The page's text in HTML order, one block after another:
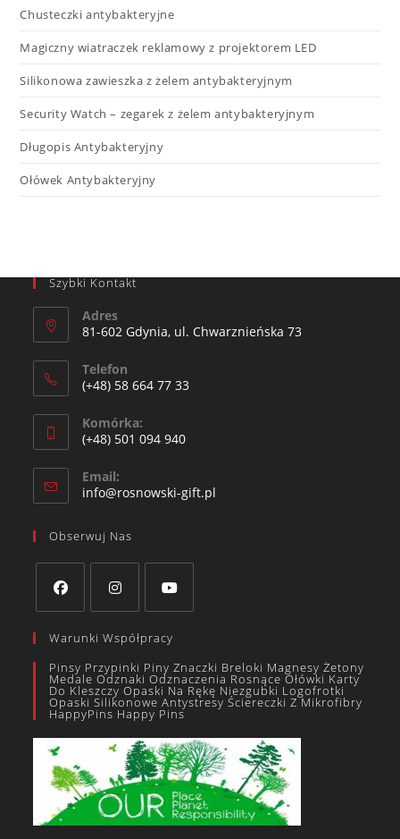
Chusteczki antybakteryjne
Magiczny wiatraczek reklamowy z projektorem LED​
Silikonowa zawieszka z żelem antybakteryjnym
Security Watch – zegarek z żelem antybakteryjnym
Długopis Antybakteryjny
Ołówek Antybakteryjny
Szybki Kontakt
Adres
81-602 Gdynia, ul. Chwarznieńska 73
Telefon
(+48) 58 664 77 33
Komórka:
(+48) 501 094 940​
Email:
info@rosnowski-gift.pl
Obserwuj Nas
Warunki Współpracy
Pinsy Przypinki Piny Znaczki Breloki Magnesy Żetony
Medale Odznaki Odznaczenia Rosnące Ołówki Karty
Do Kleszczy Opaski Na Rękę Niezgubki Logofrotki
Opaski Silikonowe Antystresy Ściereczki Z Mikrofibry
HappyPins Happy Pins